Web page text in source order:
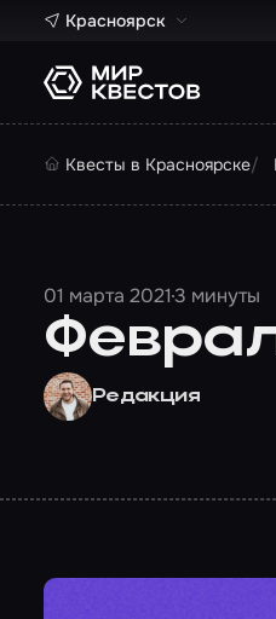
Красноярск
Квесты в Красноярске
01 марта 20213 минуты
Редакция